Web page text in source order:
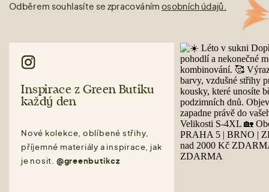
Odběrem souhlasíte se zpracováním osobních údajů.
Inspirace z Green Butiku
každý den
Nové kolekce, oblíbené střihy,
příjemné materiály a inspirace, jak
je nosit. @greenbutikcz